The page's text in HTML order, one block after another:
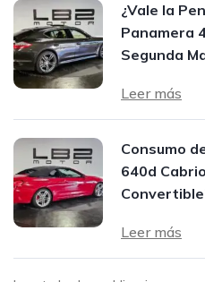
¿Vale la
Panamera
Segunda
Leer más
Consumo
640d
Leer más